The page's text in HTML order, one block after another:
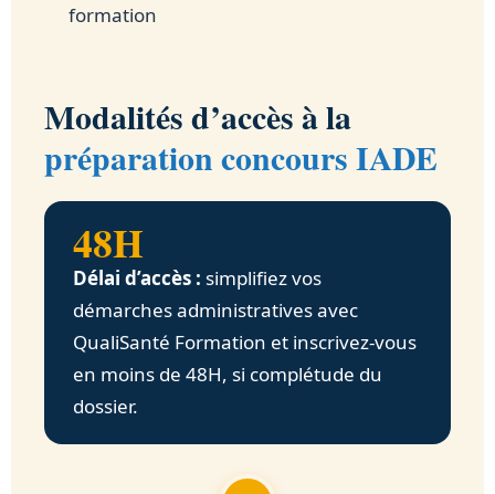
formation
Modalités d’accès à la
préparation concours IADE
48H
Délai d’accès : simplifiez vos
démarches administratives avec
QualiSanté Formation et inscrivez-vous
en moins de 48H, si complétude du
dossier.